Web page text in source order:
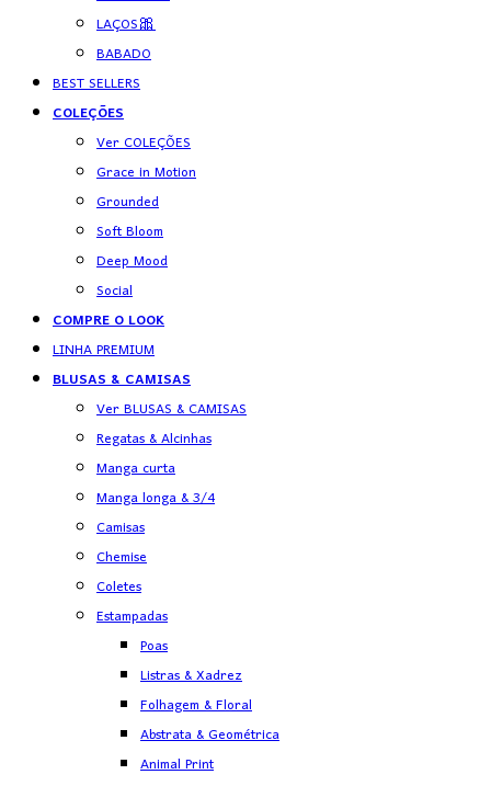
LAÇOS🎀
BABADO
BEST SELLERS
COLEÇÕES
Ver COLEÇÕES
Grace in Motion
Grounded
Soft Bloom
Deep Mood
Social
COMPRE O LOOK
LINHA PREMIUM
BLUSAS & CAMISAS
Ver BLUSAS & CAMISAS
Regatas & Alcinhas
Manga curta
Manga longa & 3/4
Camisas
Chemise
Coletes
Estampadas
Poas
Listras & Xadrez
Folhagem & Floral
Abstrata & Geométrica
Animal Print